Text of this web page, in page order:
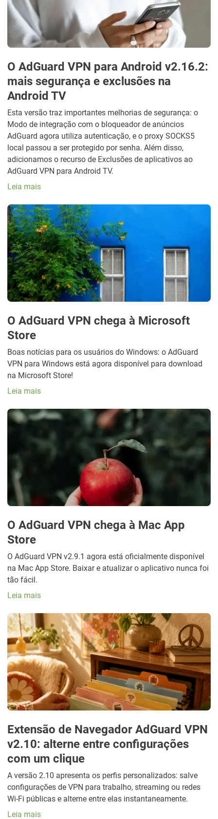
O AdGuard VPN para Android v2.16.2:
mais segurança e exclusões na
Android TV
Esta versão traz importantes melhorias de segurança: o
Modo de integração com o bloqueador de anúncios
AdGuard agora utiliza autenticação, e o proxy SOCKS5
local passou a ser protegido por senha. Além disso,
adicionamos o recurso de Exclusões de aplicativos ao
AdGuard VPN para Android TV.
Leia mais
O AdGuard VPN chega à Microsoft
Store
Boas notícias para os usuários do Windows: o AdGuard
VPN para Windows está agora disponível para download
na Microsoft Store!
Leia mais
O AdGuard VPN chega à Mac App
Store
O AdGuard VPN v2.9.1 agora está oficialmente disponível
na Mac App Store. Baixar e atualizar o aplicativo nunca foi
tão fácil.
Leia mais
Extensão de Navegador AdGuard VPN
v2.10: alterne entre configurações
com um clique
A versão 2.10 apresenta os perfis personalizados: salve
configurações de VPN para trabalho, streaming ou redes
Wi-Fi públicas e alterne entre elas instantaneamente.
Leia mais